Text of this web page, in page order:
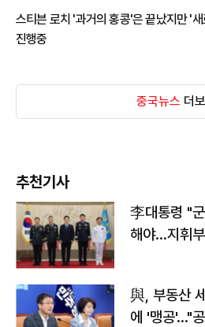
스티븐 로치 '과거의 홍콩'은 끝났지만 '
진행중
중국뉴스 더
추천기사
李대통령 "
해야…지휘
與, 부동산
에 '맹공'…"